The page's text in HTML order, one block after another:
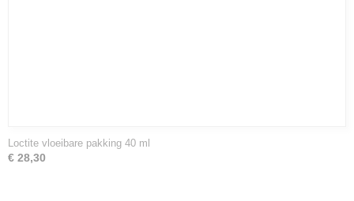
Loctite vloeibare pakking 40 ml
€ 28,30